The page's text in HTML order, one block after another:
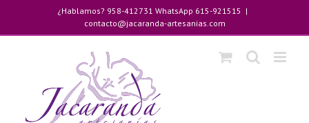
contenido
¿Hablamos? 958-412731 WhatsApp 615-921515 |
contacto@jacaranda-artesanias.com